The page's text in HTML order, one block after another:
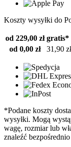
Koszty wysyłki do
od 229,00 zł gratis*
od 0,00 zł
31,90 zł
*Podane koszty
wysyłki. Mogą
wagę, rozmiar lub
znaleźć